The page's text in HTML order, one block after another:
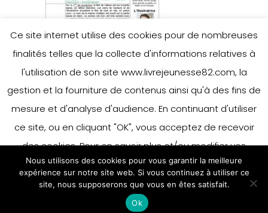
Ce site internet utilise des cookies pour de nombreuses
finalités telles que la collecte d'informations relatives à
l'utilisation de son site www.livrejeunesse82.com, la
gestion et la fourniture de contenus ainsi qu'à des fins de
mesure et d'analyse d'audience. En continuant d'utiliser
ce site, ou en cliquant "OK", vous acceptez de recevoir
des cookies. Pour en savoir plus et/ou modifier vos
préférences en matière de cookies, merci de vous référer
à notre politique sur les cookies.
Accepter
En savoir plus
Nous utilisons des cookies pour vous garantir la meilleure
expérience sur notre site web. Si vous continuez à utiliser ce
site, nous supposerons que vous en êtes satisfait.
Ok